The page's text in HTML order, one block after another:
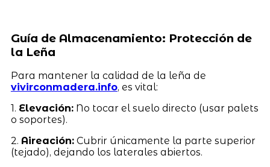
Guía de Almacenamiento: Protección de
la Leña
Para mantener la calidad de la leña de
vivirconmadera.info, es vital:
1. Elevación:No tocar el suelo directo (usar palets
o soportes).
2. Aireación:Cubrir únicamente la parte superior
(tejado), dejando los laterales abiertos.